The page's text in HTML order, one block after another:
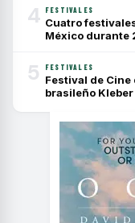
4 FESTIVALES
Cuatro
México durante
5 FESTIVALES
Festival de
brasileño